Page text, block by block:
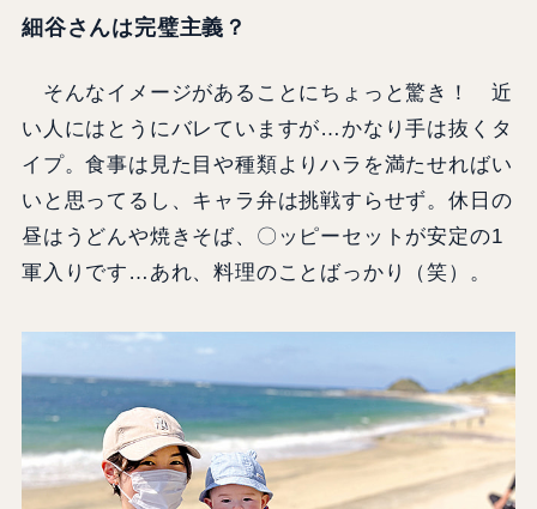
細谷さんは完璧主義？
そんなイメージがあることにちょっと驚き！ 近
い人にはとうにバレていますが…かなり手は抜くタ
イプ。食事は見た目や種類よりハラを満たせればい
いと思ってるし、キャラ弁は挑戦すらせず。休日の
昼はうどんや焼きそば、〇ッピーセットが安定の1
軍入りです…あれ、料理のことばっかり（笑）。